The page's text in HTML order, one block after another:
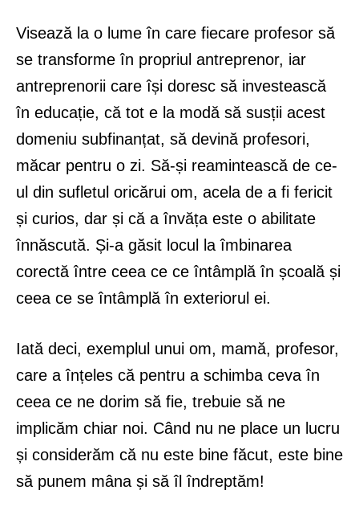
Visează la o lume în care fiecare profesor să
se transforme în propriul antreprenor, iar
antreprenorii care își doresc să investească
în educație, că tot e la modă să susții acest
domeniu subfinanțat, să devină profesori,
măcar pentru o zi. Să-și reamintească de ce-
ul din sufletul oricărui om, acela de a fi fericit
și curios, dar și că a învăța este o abilitate
înnăscută. Și-a găsit locul la îmbinarea
corectă între ceea ce ce întâmplă în școală și
ceea ce se întâmplă în exteriorul ei.
Iată deci, exemplul unui om, mamă, profesor,
care a înțeles că pentru a schimba ceva în
ceea ce ne dorim să fie, trebuie să ne
implicăm chiar noi. Când nu ne place un lucru
și considerăm că nu este bine făcut, este bine
să punem mâna și să îl îndreptăm!